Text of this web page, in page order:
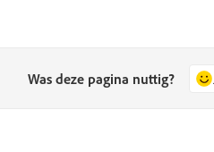
Was deze pagina nuttig?